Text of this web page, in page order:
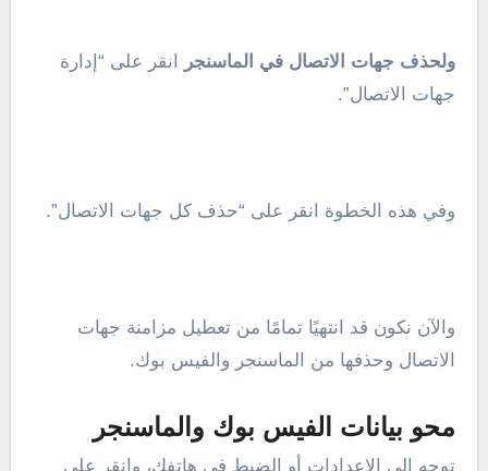
ولحذف جهات الاتصال في الماسنجر
انقر على “إدارة
جهات الاتصال”.
وفي هذه الخطوة انقر على “حذف كل جهات الاتصال”.
والآن نكون قد انتهيًا تمامًا من تعطيل مزامنة جهات
الاتصال وحذفها من الماسنجر والفيس بوك.
محو بيانات الفيس بوك والماسنجر
توجه إلى الإعدادات أو الضبط في هاتفك، وانقر على